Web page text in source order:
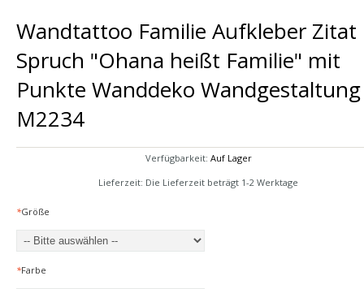
Wandtattoo Familie Aufkleber Zitat
Spruch "Ohana heißt Familie" mit
Punkte Wanddeko Wandgestaltung
M2234
Verfügbarkeit: Auf Lager
Lieferzeit: Die Lieferzeit beträgt 1-2 Werktage
*Größe
*Farbe